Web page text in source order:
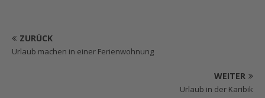
ZURÜCK
Urlaub machen in einer Ferienwohnung
WEITER
Urlaub in der Karibik